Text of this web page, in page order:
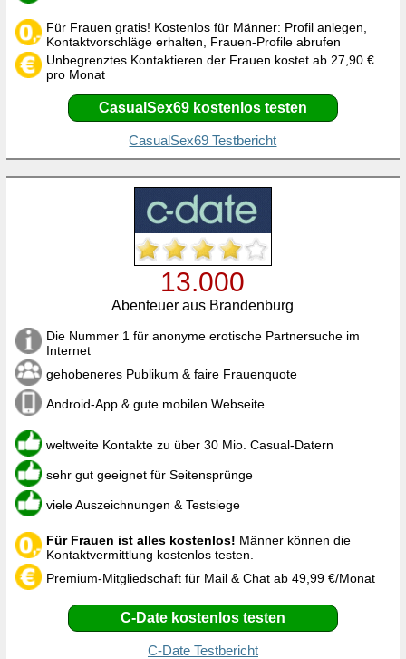
Für Frauen gratis! Kostenlos für Männer: Profil anlegen,
Kontaktvorschläge erhalten, Frauen-Profile abrufen
Unbegrenztes Kontaktieren der Frauen kostet ab 27,90 €
pro Monat
CasualSex69 kostenlos testen
CasualSex69 Testbericht
13.000
Abenteuer aus Brandenburg
Die Nummer 1 für anonyme erotische Partnersuche im
Internet
gehobeneres Publikum & faire Frauenquote
Android-App & gute mobilen Webseite
weltweite Kontakte zu über 30 Mio. Casual-Datern
sehr gut geeignet für Seitensprünge
viele Auszeichnungen & Testsiege
Für Frauen ist alles kostenlos! Männer können die
Kontaktvermittlung kostenlos testen.
Premium-Mitgliedschaft für Mail & Chat ab 49,99 €/Monat
C-Date kostenlos testen
C-Date Testbericht